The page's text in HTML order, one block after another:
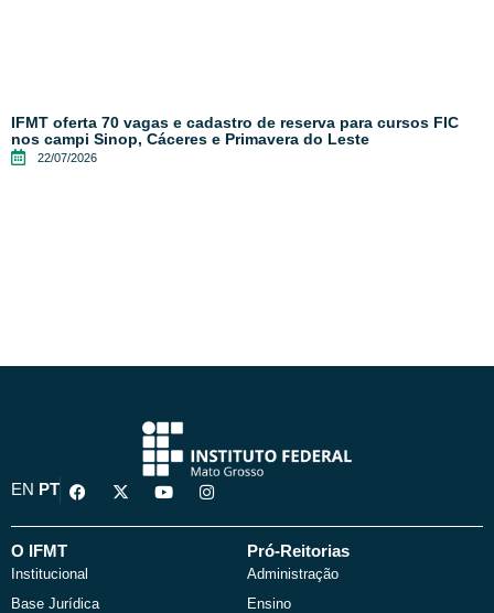
IFMT oferta 70 vagas e cadastro de reserva para cursos FIC
nos campi Sinop, Cáceres e Primavera do Leste
22/07/2026
EN PT
F
a
e
o
k
X
-
w
Y
o
t
I
n
t
O IFMT
Institucional
Base Jurídica
Pró-Reitorias
Administração
Ensino